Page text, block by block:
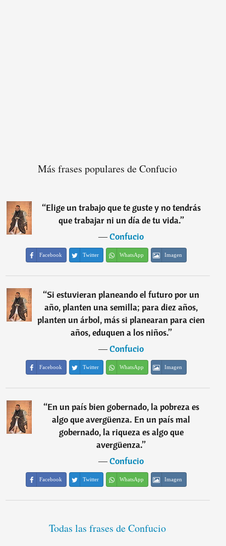
Más frases populares de Confucio
“Elige un trabajo que te guste y no tendrás
que trabajar ni un día de tu vida.”
―Confucio
Facebook Twitter WhatsApp Imagen
“Si estuvieran planeando el futuro por un
año, planten una semilla; para diez años,
planten un árbol, más si planearan para cien
años, eduquen a los niños.”
―Confucio
Facebook Twitter WhatsApp Imagen
“En un país bien gobernado, la pobreza es
algo que avergüenza. En un país mal
gobernado, la riqueza es algo que
avergüenza.”
―Confucio
Facebook Twitter WhatsApp Imagen
Todas las frases de Confucio